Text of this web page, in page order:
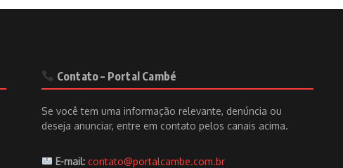
Contato – Portal Cambé
Se você tem uma informação relevante, denúncia ou
deseja anunciar, entre em contato pelos canais acima.
E-mail: contato@portalcambe.com.br